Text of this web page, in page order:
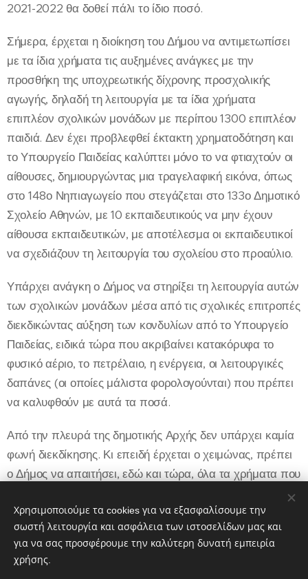
2021-2022 θα δοθεί πάλι το ίδιο ποσό.
Σήμερα, έρχεται η διοίκηση του Δήμου να αντιμετωπίσει
με τα ίδια χρήματα τις αυξημένες ανάγκες με την
προσθήκη της υποχρεωτικής δίχρονης προσχολικής
αγωγής, δηλαδή τη λειτουργία με τα ίδια χρήματα
επιπλέον σχολικών μονάδων με περίπου 1300 επιπλέον
παιδιά. Δεν έχει προβλεφθεί έκτακτη χρηματοδότηση και
το Υπουργείο Παιδείας καλύπτει μόνο το να φτιαχτούν οι
αίθουσες, δημιουργώντας μια τραγελαφική εικόνα, όπως
στο 148ο Νηπιαγωγείο που στεγάζεται στο 133ο Δημοτικό
Σχολείο Αθηνών, με 10 εκπαιδευτικούς να μην έχουν
αίθουσα εκπαιδευτικών, με αποτέλεσμα οι εκπαιδευτικοί
να σχεδιάζουν τη λειτουργία του σχολείου στο προαύλιο.
Υπάρχει ανάγκη ο Δήμος να στηρίξει τη λειτουργία αυτών
των σχολικών μονάδων μέσα από τις σχολικές επιτροπές
διεκδικώντας αύξηση των κονδυλίων από το Υπουργείο
Παιδείας, ειδικά τώρα που ακριβαίνει κατακόρυφα το
φυσικό αέριο, το πετρέλαιο, η ενέργεια, οι λειτουργικές
δαπάνες (οι οποίες μάλιστα φορολογούνται) που πρέπει
να καλυφθούν με αυτά τα ποσά.
Από την πλευρά της δημοτικής Αρχής δεν υπάρχει καμία
φωνή διεκδίκησης. Κι επειδή έρχεται ο χειμώνας, πρέπει
ο Δήμος να απαιτήσει, εδώ και τώρα, όλα τα χρήματα που
Αθήνας».
Χρησιμοποιούμε τα cookies για να εξασφαλίσουμε την
σωστή λειτουργία και ασφάλεια των ιστοσελίδων μας και
για να σας προσφέρουμε την καλύτερη δυνατή εμπειρία
χρήσης.